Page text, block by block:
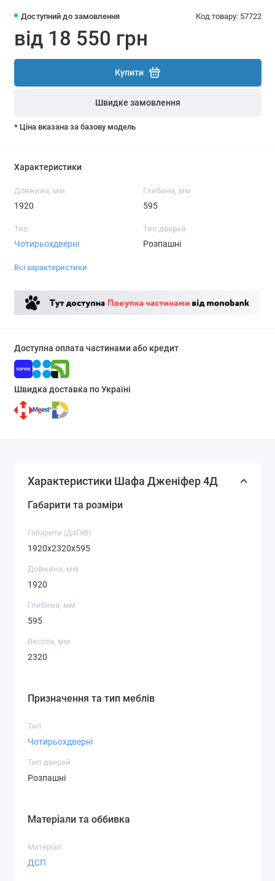
Доступний до замовлення Код товару: 57722
від 18 550 грн
Купити
Швидке замовлення
* Ціна вказана за базову модель
Характеристики
Довжина, мм
1920
Глибина, мм
595
Тип
Чотирьохдверні
Тип дверей
Розпашні
Всі характеристики
Доступна оплата частинами або кредит
Швидка доставка по Україні
Характеристики Шафа Дженіфер 4Д
Габарити та розміри
Габарити (ДхГхВ)
1920x2320x595
Довжина, мм
1920
Глибина, мм
595
Висота, мм
2320
Призначення та тип меблів
Тип
Чотирьохдверні
Тип дверей
Розпашні
Матеріали та оббивка
Матеріал
ДСП